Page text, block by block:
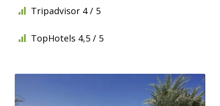
Tripadvisor 4 / 5
TopHotels 4,5 / 5